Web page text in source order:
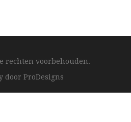
rechten voorbehouden.
door ProDesigns